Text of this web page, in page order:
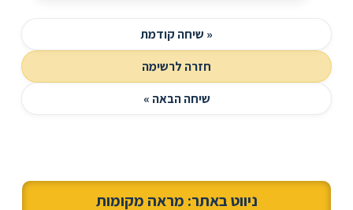
« שיחה קודמת
חזרה לרשימה
שיחה הבאה »
ניווט באתר: מראה מקומות